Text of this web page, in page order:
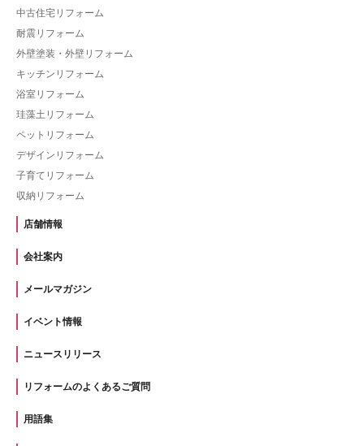
中古住宅リフォーム
耐震リフォーム
外壁塗装・外壁リフォーム
キッチンリフォーム
浴室リフォーム
珪藻土リフォーム
ペットリフォーム
デザインリフォーム
子育てリフォーム
収納リフォーム
店舗情報
会社案内
メールマガジン
イベント情報
ニュースリリース
リフォームのよくあるご質問
用語集